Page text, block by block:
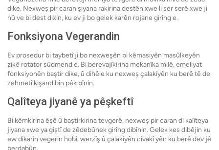
dike. Nexweş pir caran şiyana rakirina destên xwe li ser serê xwe ji
nû ve bi dest dixin, ku ev ji bo gelek karên rojane girîng e.
Fonksiyona Vegerandin
Ev prosedur bi taybetî ji bo nexweşên bi kêmasiyên masûlkeyên
zikê rotator sûdmend e. Bi berevajîkirina mekanîka milê, emeliyat
fonksiyonên baştir dike, û dihêle ku nexweş çalakiyên ku berê tê de
zehmetî kişandibin pêk bînin.
Qalîteya jiyanê ya pêşkeftî
Bi kêmkirina êşê û baştirkirina tevgerê, nexweş pir caran di kalîteya
jiyana xwe ya giştî de zêdebûnek girîng dibînin. Gelek kes dibêjin ku
ew dikarin vegerin hobî, werzîş û çalakiyên civakî yên ku berê dev jê